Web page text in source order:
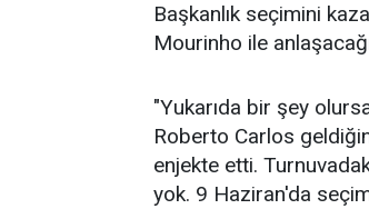
Başkanlık seçimini
Mourinho ile
"Yukarıda bir şey
Roberto Carlos
enjekte etti.
yok. 9 Haziran'da